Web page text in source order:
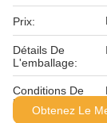
Prix:
Détails De
L'emballage:
Conditions De
Paiement:
Obtenez Le